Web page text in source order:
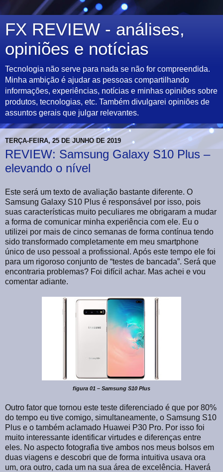
FX REVIEW - análises,
opiniões e notícias
Tecnologia não serve para nada se não for compreendida.
Minha ambição é ajudar as pessoas compartilhando
informações, experiências, notícias e minhas opiniões sobre
produtos, tecnologias, etc. Também divulgarei opiniões de
assuntos gerais que julgar relevantes.
TERÇA-FEIRA, 25 DE JUNHO DE 2019
REVIEW: Samsung Galaxy S10 Plus –
elevando o nível
Este será um texto de avaliação bastante diferente. O
Samsung Galaxy S10 Plus é responsável por isso, pois
suas características muito peculiares me obrigaram a mudar
a forma de comunicar minha experiência com ele. Eu o
utilizei por mais de cinco semanas de forma contínua tendo
sido transformado completamente em meu smartphone
único de uso pessoal a profissional. Após este tempo ele foi
para um rigoroso conjunto de “testes de bancada”. Será que
encontraria problemas? Foi difícil achar. Mas achei e vou
comentar adiante.
figura 01 – Samsung S10 Plus
Outro fator que tornou este teste diferenciado é que por 80%
do tempo eu tive comigo, simultaneamente, o Samsung S10
Plus e o também aclamado Huawei P30 Pro. Por isso foi
muito interessante identificar virtudes e diferenças entre
eles. No aspecto fotografia tive ambos nos meus bolsos em
duas viagens e descobri que de forma intuitiva usava ora
um, ora outro, cada um na sua área de excelência. Haverá